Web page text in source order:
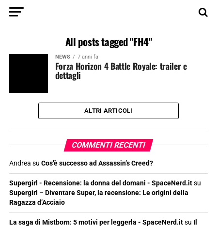
All posts tagged "FH4"
NEWS 7 anni fa
Forza Horizon 4 Battle Royale: trailer e
dettagli
ALTRI ARTICOLI
COMMENTI RECENTI
Andrea su Cos’è successo ad Assassin’s Creed?
Supergirl - Recensione: la donna del domani - SpaceNerd.itsu
Supergirl – Diventare Super, la recensione: Le origini della
Ragazza d’Acciaio
La saga di Mistborn: 5 motivi per leggerla - SpaceNerd.itsu Il